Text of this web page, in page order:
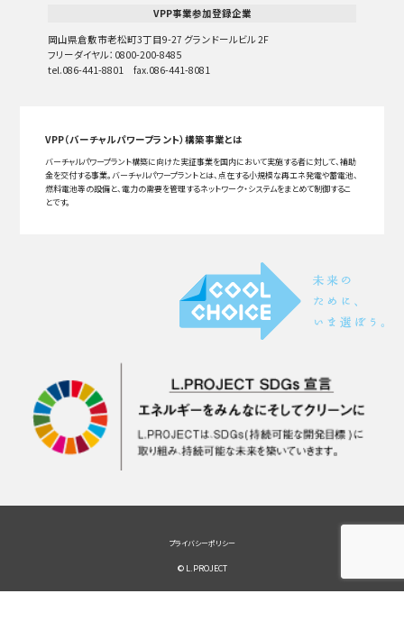
VPP事業参加登録企業
岡山県倉敷市老松町3丁目9-27 グランドールビル 2F
フリーダイヤル：0800-200-8485
tel.086-441-8801 fax.086-441-8081
VPP（バーチャルパワープラント）構築事業とは
バーチャルパワープラント構築に向けた実証事業を国内において実施する者に対して、補助
金を交付する事業。バーチャルパワープラントとは、点在する小規模な再エネ発電や蓄電池、
燃料電池等の設備と、電力の需要を管理するネットワーク・システムをまとめて制御するこ
とです。
プライバシーポリシー
© L.PROJECT